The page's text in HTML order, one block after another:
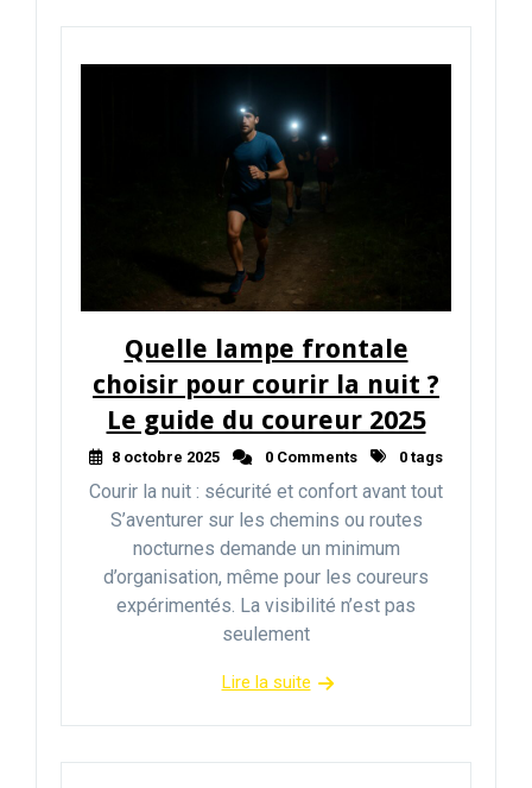
Quelle lampe frontale
choisir pour courir la nuit ?
Le guide du coureur 2025
8 octobre 2025 0 Comments 0 tags
Courir la nuit : sécurité et confort avant tout
S’aventurer sur les chemins ou routes
nocturnes demande un minimum
d’organisation, même pour les coureurs
expérimentés. La visibilité n’est pas
seulement
Lire la suite